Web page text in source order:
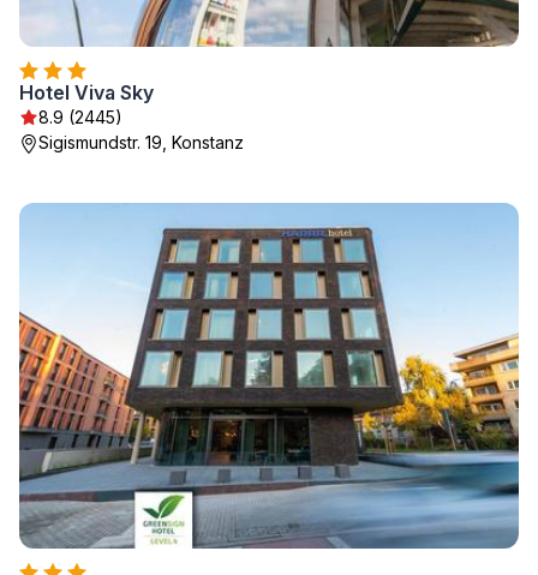
Hotel Viva Sky
8.9 (2445)
Sigismundstr. 19, Konstanz